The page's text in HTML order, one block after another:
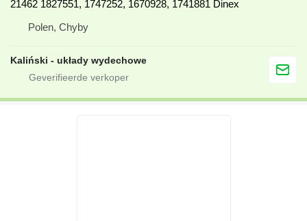
21462 1827551, 1747252, 1670928, 1741881 Dinex
Polen, Chyby
Kaliński - układy wydechowe